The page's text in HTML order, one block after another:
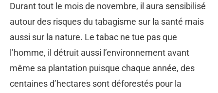
Durant tout le mois de novembre, il aura sensibilisé
autour des risques du tabagisme sur la santé mais
aussi sur la nature. Le tabac ne tue pas que
l’homme, il détruit aussi l’environnement avant
même sa plantation puisque chaque année, des
centaines d’hectares sont déforestés pour la